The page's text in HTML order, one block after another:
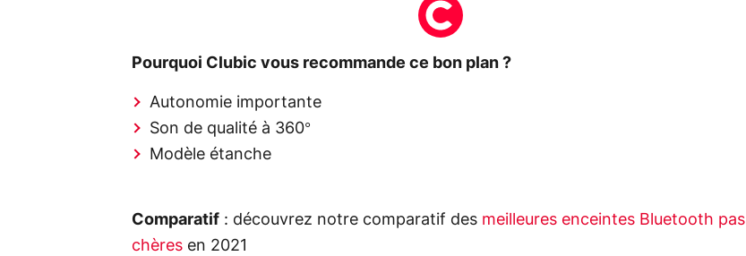
Pourquoi Clubic vous recommande ce bon plan ?
Autonomie importante
Son de qualité à 360°
Modèle étanche
Comparatif : découvrez notre comparatif des meilleures enceintes Bluetooth pas
chères en 2021